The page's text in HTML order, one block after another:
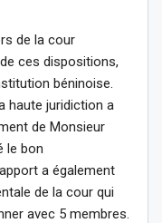
de la cour
ces dispositions,
béninoise.
haute juridiction a
de Monsieur
le bon
a également
de la cour qui
avec 5 membres.